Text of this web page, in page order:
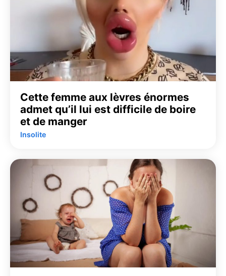
Cette femme aux lèvres énormes
admet qu’il lui est difficile de boire
et de manger
Insolite